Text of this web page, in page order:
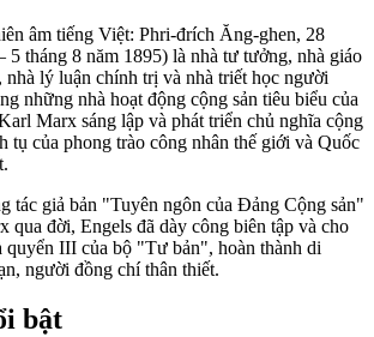
âm tiếng Việt: Phri-đrích Ăng-ghen, 28
5 tháng 8 năm 1895) là nhà tư tưởng, nhà giáo
nhà lý luận chính trị và nhà triết học người
những nhà hoạt động cộng sản tiêu biểu của
Marx sáng lập và phát triển chủ nghĩa cộng
tụ của phong trào công nhân thế giới và Quốc
tác giả bản "Tuyên ngôn của Đảng Cộng sản"
qua đời, Engels đã dày công biên tập và cho
quyển III của bộ "Tư bản", hoàn thành di
người đồng chí thân thiết.
bật